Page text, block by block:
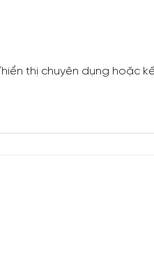
thị chuyên dụng hoặc